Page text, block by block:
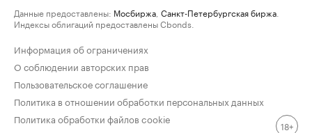
Данные предоставлены: Мосбиржа Санкт-Петербургская биржа
Индексы облигаций предоставлены Cbonds.
Информация об ограничениях
О соблюдении авторских прав
Пользовательское соглашение
Политика в отношении обработки персональных данных
Политика обработки файлов cookie
18+